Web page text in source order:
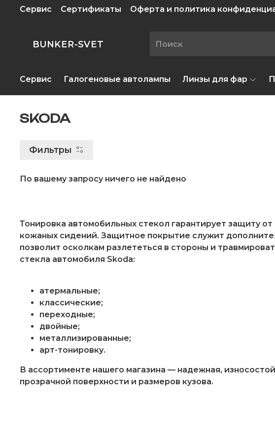
Сервис Сертификаты Оферта и политика
BUNKER-SVET
Сервис Галогеновые автолампы Линзы для фар
SKODA
Фильтры
По вашему запросу ничего не найдено
Тонировка автомобильных стекол гарантирует защиту
кожаных сидений. Защитное покрытие служит
позволит осколкам разлететься в стороны и
стекла автомобиля Skoda:
атермальные;
классические;
переходные;
двойные;
металлизированные;
арт-тонировку.
В ассортименте нашего магазина — надежная,
прозрачной поверхности и размеров кузова.